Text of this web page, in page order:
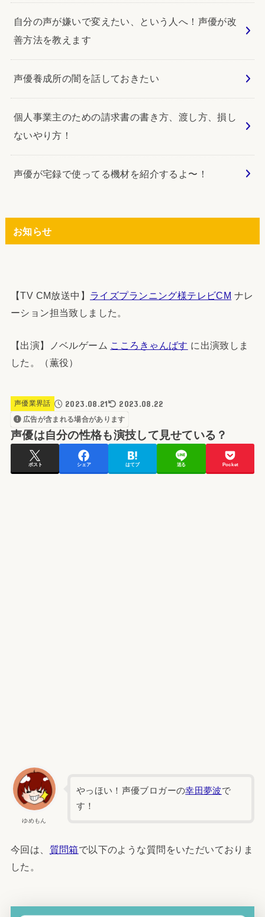
自分の声が嫌いで変えたい、という人へ！声優が改
善方法を教えます
声優養成所の闇を話しておきたい
個人事業主のための請求書の書き方、渡し方、損し
ないやり方！
声優が宅録で使ってる機材を紹介するよ〜！
お知らせ
【TV CM放送中】 ライズプランニング様テレビCM ナレ
ーション担当致しました。
【出演】ノベルゲーム こころきゃんばす に出演致しま
した。（薫役）
声優業界話 2023.08.21 2023.08.22
広告が含まれる場合があります
声優は自分の性格も演技して見せている？
ポスト シェア はてブ 送る Pocket
ゆめもん
やっほい！声優ブロガーの幸田夢波で
す！
今回は、 質問箱で以下のような質問をいただいておりま
した。